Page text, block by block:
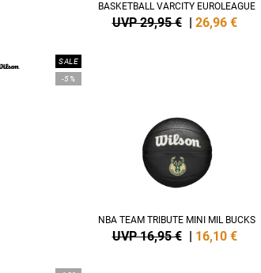
BASKETBALL VARCITY EUROLEAGUE
UVP 29,95 € | 26,96 €
SALE
-5%
NBA TEAM TRIBUTE MINI MIL BUCKS
UVP 16,95 € | 16,10 €